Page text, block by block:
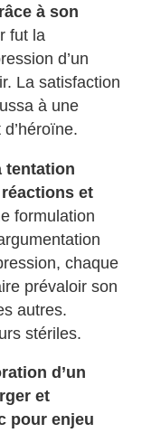
à son
fut la
d’un
La satisfaction
à une
tentation
réactions et
formulation
chaque
prévaloir son
autres.
stériles.
d’un
et
pour enjeu